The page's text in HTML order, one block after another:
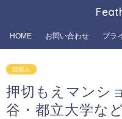
HOME お問い合わせ プラ
芸能人
押切もえマンシ
谷・都立大学な